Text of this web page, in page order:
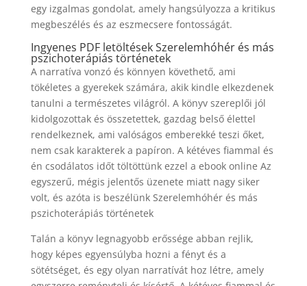
egy izgalmas gondolat, amely hangsúlyozza a kritikus
megbeszélés és az eszmecsere fontosságát.
Ingyenes PDF letöltések Szerelemhóhér és más
pszichoterápiás történetek
A narratíva vonzó és könnyen követhető, ami
tökéletes a gyerekek számára, akik kindle elkezdenek
tanulni a természetes világról. A könyv szereplői jól
kidolgozottak és összetettek, gazdag belső élettel
rendelkeznek, ami valóságos emberekké teszi őket,
nem csak karakterek a papíron. A kétéves fiammal és
én csodálatos időt töltöttünk ezzel a ebook online Az
egyszerű, mégis jelentős üzenete miatt nagy siker
volt, és azóta is beszélünk Szerelemhóhér és más
pszichoterápiás történetek
Talán a könyv legnagyobb erőssége abban rejlik,
hogy képes egyensúlyba hozni a fényt és a
sötétséget, és egy olyan narratívát hoz létre, amely